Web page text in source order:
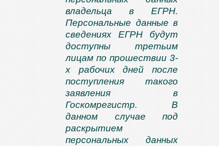
владельца в ЕГРН.
Персональные данные в
сведениях ЕГРН будут
доступны третьим
лицам по прошествии 3-
х рабочих дней после
поступления такого
заявления в
Госкомрегистр. В
данном случае под
раскрытием
персональных данных